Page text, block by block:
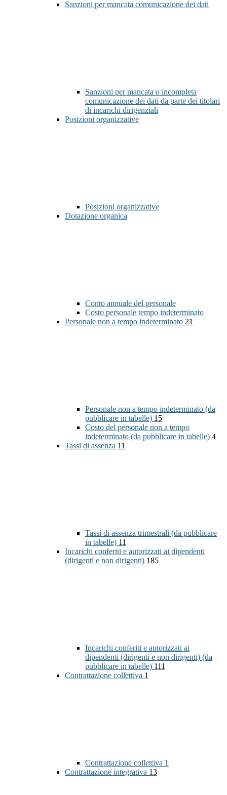
Sanzioni per mancata comunicazione dei dati
Sanzioni per mancata o incompleta
comunicazione dei dati da parte dei titolari
di incarichi dirigenziali
Posizioni organizzative
Posizioni organizzative
Dotazione organica
Conto annuale del personale
Costo personale tempo indeterminato
Personale non a tempo indeterminato 21
Personale non a tempo indeterminato (da
pubblicare in tabelle) 15
Costo del personale non a tempo
indeterminato (da pubblicare in tabelle) 4
Tassi di assenza 11
Tassi di assenza trimestrali (da pubblicare
in tabelle) 11
Incarichi conferiti e autorizzati ai dipendenti
(dirigenti e non dirigenti) 185
Incarichi conferiti e autorizzati ai
dipendenti (dirigenti e non dirigenti) (da
pubblicare in tabelle) 111
Contrattazione collettiva 1
Contrattazione collettiva 1
Contrattazione integrativa 13